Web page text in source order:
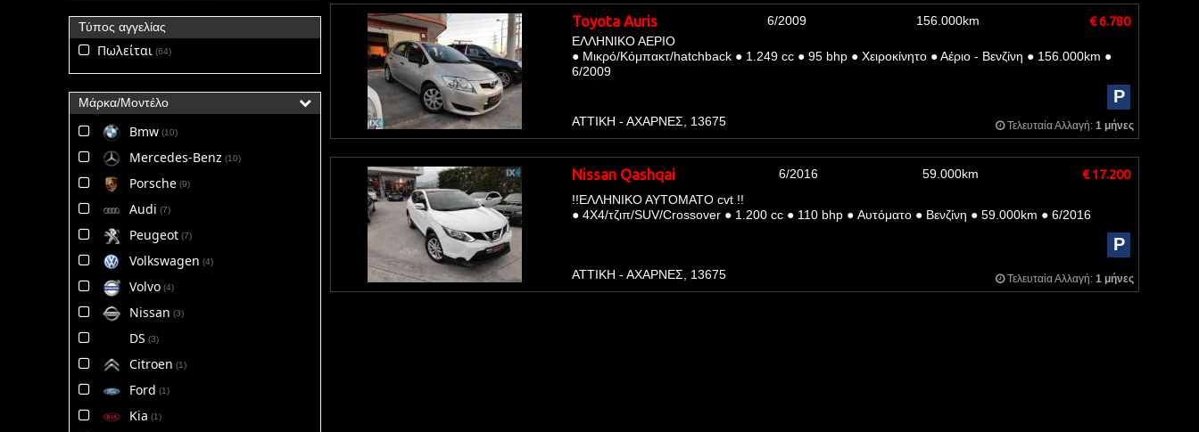
Τύπος αγγελίας
Πωλείται 64
Μάρκα/Μοντέλο
Bmw 10
Mercedes-Benz 10
Porsche 9
Audi 7
Peugeot 7
Volkswagen 4
Volvo 4
Nissan 3
DS 3
Citroen 1
Ford 1
Kia 1
Toyota Auris 6/2009 156.000km € 6.780
ΕΛΛΗΝΙΚΟ ΑΕΡΙΟ
●Μικρό/Κόμπακτ/hatchback ●1.249 cc ●95 bhp ●Χειροκίνητο ●Αέριο - Βενζίνη ●156.000km ●
6/2009
P
ΑΤΤΙΚΗ - ΑΧΑΡΝΕΣ, 13675 Τελευταία Αλλαγή: 1 μήνες
Nissan Qashqai 6/2016 59.000km € 17.200
!!ΕΛΛΗΝΙΚΟ ΑΥΤΟΜΑΤΟ cvt !!
●4Χ4/τζιπ/SUV/Crossover ●1.200 cc ●110 bhp ●Αυτόματο ●Βενζίνη ●59.000km ●6/2016
P
ΑΤΤΙΚΗ - ΑΧΑΡΝΕΣ, 13675 Τελευταία Αλλαγή: 1 μήνες